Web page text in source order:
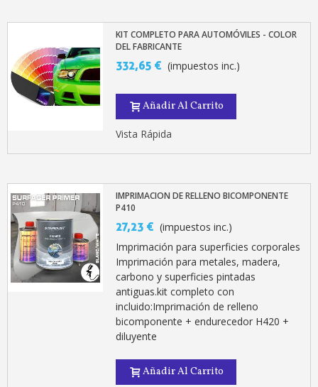
KIT COMPLETO PARA AUTOMÓVILES - COLOR
DEL FABRICANTE
332,65 € (impuestos inc.)
Añadir Al Carrito
Vista Rápida
IMPRIMACION DE RELLENO BICOMPONENTE
P410
27,23 € (impuestos inc.)
Imprimación para superficies corporales
Imprimación para metales, madera,
carbono y superficies pintadas
antiguas.kit completo con
incluido:Imprimación de relleno
bicomponente + endurecedor H420 +
diluyente
Añadir Al Carrito